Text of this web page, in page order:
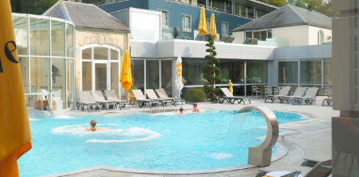
RUE HAUSTER 9, B-4050 CHAUDFONTAINE
+32(0)4 367 80 67
INFO[AT]CHATEAUDESTHERMES.BE
DÉCOUVREZ NOS PROMOTIONS